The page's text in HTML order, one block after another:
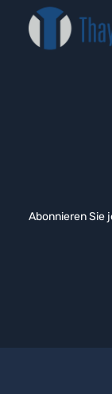
Abonnieren Sie